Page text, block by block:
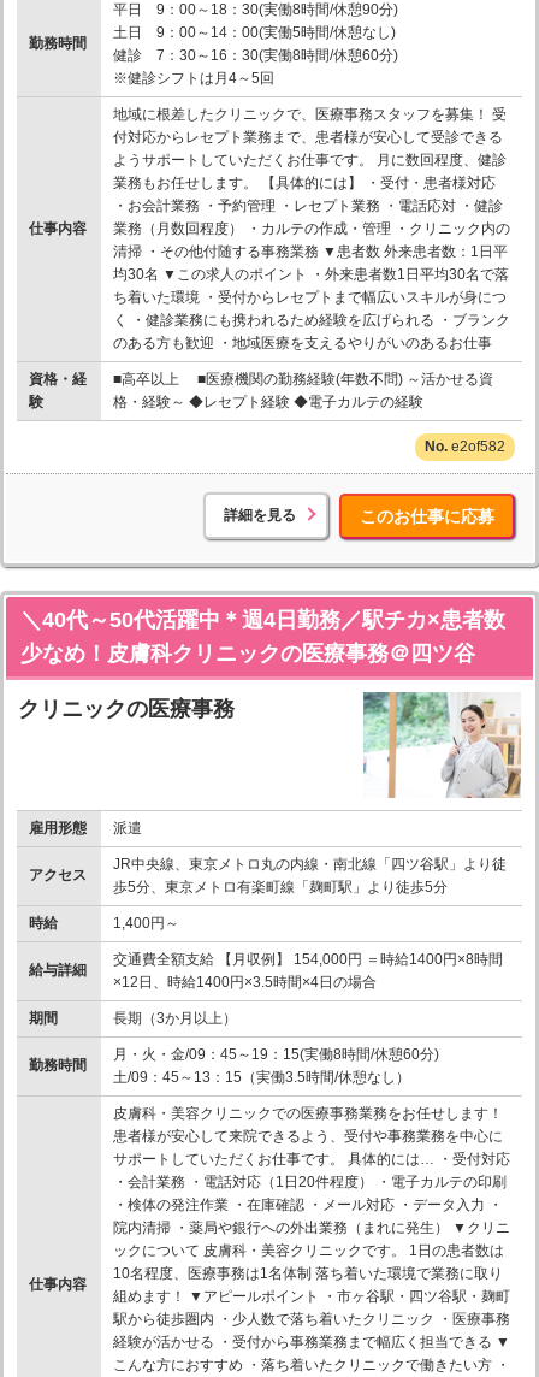
勤務時間
平日 9：00～18：30(実働8時間/休憩90分)
土日 9：00～14：00(実働5時間/休憩なし)
健診 7：30～16：30(実働8時間/休憩60分)
※健診シフトは月4～5回
仕事内容
地域に根差したクリニックで、医療事務スタッフを募集！ 受
付対応からレセプト業務まで、患者様が安心して受診できる
ようサポートしていただくお仕事です。 月に数回程度、健診
業務もお任せします。 【具体的には】 ・受付・患者様対応
・お会計業務 ・予約管理 ・レセプト業務 ・電話応対 ・健診
業務（月数回程度） ・カルテの作成・管理 ・クリニック内の
清掃 ・その他付随する事務業務 ▼患者数 外来患者数：1日平
均30名 ▼この求人のポイント ・外来患者数1日平均30名で落
ち着いた環境 ・受付からレセプトまで幅広いスキルが身につ
く ・健診業務にも携われるため経験を広げられる ・ブランク
のある方も歓迎 ・地域医療を支えるやりがいのあるお仕事
資格・経
験
■高卒以上 ■医療機関の勤務経験(年数不問) ～活かせる資
格・経験～ ◆レセプト経験 ◆電子カルテの経験
e2of582
詳細を見る このお仕事に応募
＼40代～50代活躍中＊週4日勤務／駅チカ×患者数
少なめ！皮膚科クリニックの医療事務＠四ツ谷
クリニックの医療事務
雇用形態 派遣
アクセス
JR中央線、東京メトロ丸の内線・南北線「四ツ谷駅」より徒
歩5分、東京メトロ有楽町線「麹町駅」より徒歩5分
時給 1,400円～
給与詳細
交通費全額支給 【月収例】 154,000円 ＝時給1400円×8時間
×12日、時給1400円×3.5時間×4日の場合
期間 長期（3か月以上）
勤務時間
月・火・金/09：45～19：15(実働8時間/休憩60分)
土/09：45～13：15（実働3.5時間/休憩なし）
仕事内容
皮膚科・美容クリニックでの医療事務業務をお任せします！
患者様が安心して来院できるよう、受付や事務業務を中心に
サポートしていただくお仕事です。 具体的には… ・受付対応
・会計業務 ・電話対応（1日20件程度） ・電子カルテの印刷
・検体の発注作業 ・在庫確認 ・メール対応 ・データ入力 ・
院内清掃 ・薬局や銀行への外出業務（まれに発生） ▼クリニ
ックについて 皮膚科・美容クリニックです。 1日の患者数は
10名程度、医療事務は1名体制 落ち着いた環境で業務に取り
組めます！ ▼アピールポイント ・市ヶ谷駅・四ツ谷駅・麹町
駅から徒歩圏内 ・少人数で落ち着いたクリニック ・医療事務
経験が活かせる ・受付から事務業務まで幅広く担当できる ▼
こんな方におすすめ ・落ち着いたクリニックで働きたい方 ・